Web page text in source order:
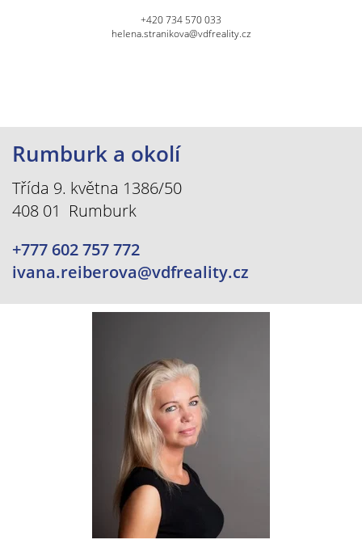
+420 734 570 033
helena.stranikova@vdfreality.cz
Rumburk a okolí
Třída 9. května 1386/50
408 01 Rumburk
+777 602 757 772
ivana.reiberova@vdfreality.cz